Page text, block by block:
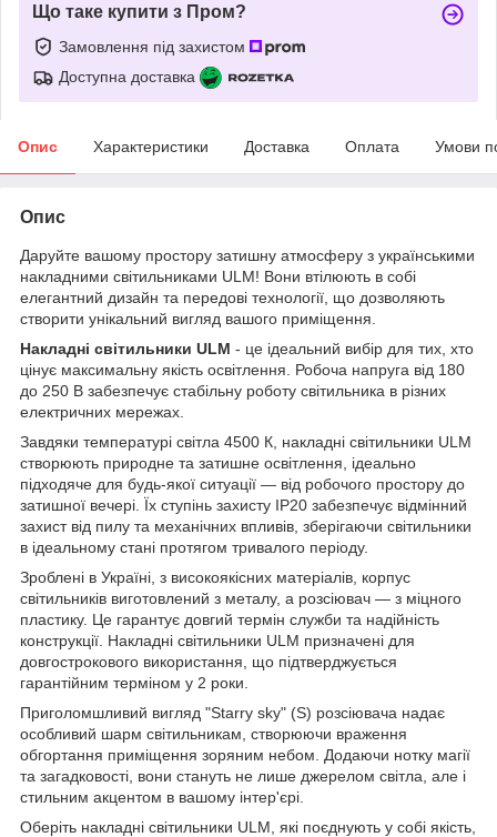
Що таке купити з Пром?
Замовлення під захистом
Доступна доставка
Опис Характеристики Доставка Оплата Умови
Опис
Даруйте вашому простору затишну атмосферу з українськими
накладними світильниками ULM! Вони втілюють в собі
елегантний дизайн та передові технології, що дозволяють
створити унікальний вигляд вашого приміщення.
Накладні світильники ULM - це ідеальний вибір для тих, хто
цінує максимальну якість освітлення. Робоча напруга від 180
до 250 В забезпечує стабільну роботу світильника в різних
електричних мережах.
Завдяки температурі світла 4500 К, накладні світильники ULM
створюють природне та затишне освітлення, ідеально
підходяче для будь-якої ситуації — від робочого простору до
затишної вечері. Їх ступінь захисту IP20 забезпечує відмінний
захист від пилу та механічних впливів, зберігаючи світильники
в ідеальному стані протягом тривалого періоду.
Зроблені в Україні, з високоякісних матеріалів, корпус
світильників виготовлений з металу, а розсіювач — з міцного
пластику. Це гарантує довгий термін служби та надійність
конструкції. Накладні світильники ULM призначені для
довгострокового використання, що підтверджується
гарантійним терміном у 2 роки.
Приголомшливий вигляд "Starry sky" (S) розсіювача надає
особливий шарм світильникам, створюючи враження
обгортання приміщення зоряним небом. Додаючи нотку магії
та загадковості, вони стануть не лише джерелом світла, але і
стильним акцентом в вашому інтер'єрі.
Оберіть накладні світильники ULM, які поєднують у собі якість,